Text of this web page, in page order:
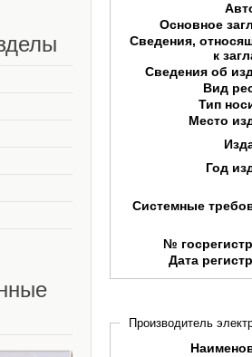
Основное
Сведения,
к
Сведения об
Вид
Тип
Место
Год
Системные
№
Дата
Производитель